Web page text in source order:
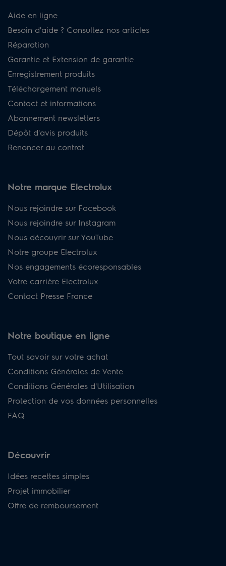
Aide en ligne
Besoin d'aide ? Consultez nos articles
Réparation
Garantie et Extension de garantie
Enregistrement produits
Téléchargement manuels
Contact et informations
Abonnement newsletters
Dépôt d'avis produits
Renoncer au contrat
Notre marque Electrolux
Nous rejoindre sur Facebook
Nous rejoindre sur Instagram
Nous découvrir sur YouTube
Notre groupe Electrolux
Nos engagements écoresponsables
Votre carrière Electrolux
Contact Presse France
Notre boutique en ligne
Tout savoir sur votre achat
Conditions Générales de Vente
Conditions Générales d'Utilisation
Protection de vos données personnelles
FAQ
Découvrir
Idées recettes simples
Projet immobilier
Offre de remboursement